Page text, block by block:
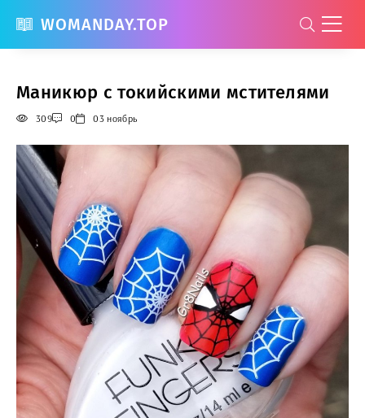
WOMANDAY.TOP
Маникюр с токийскими мстителями
309 0 03 ноябрь